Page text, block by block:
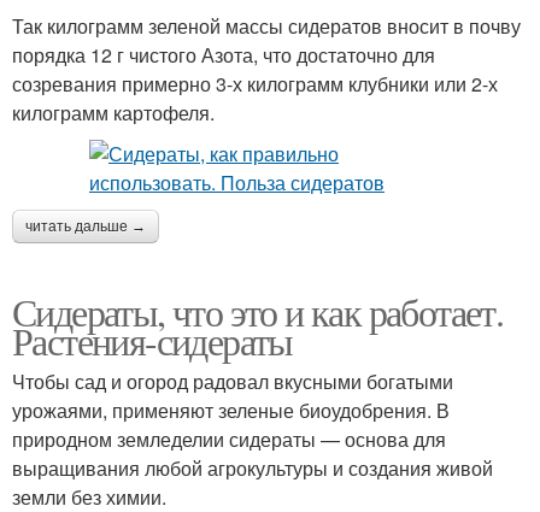
Так килограмм зеленой массы сидератов вносит в почву
порядка 12 г чистого Азота, что достаточно для
созревания примерно 3-х килограмм клубники или 2-х
килограмм картофеля.
читать дальше →
Сидераты, что это и как работает.
Растения-сидераты
Чтобы сад и огород радовал вкусными богатыми
урожаями, применяют зеленые биоудобрения. В
природном земледелии сидераты — основа для
выращивания любой агрокультуры и создания живой
земли без химии.